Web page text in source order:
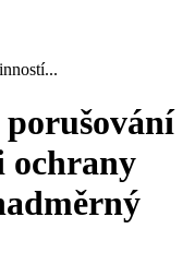
ochrany